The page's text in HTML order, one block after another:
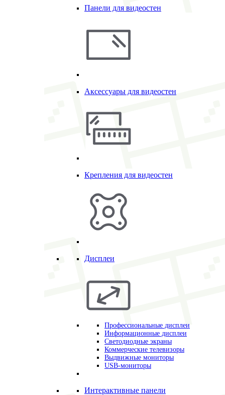
Панели для видеостен
Аксессуары для видеостен
Крепления для видеостен
Дисплеи
Профессиональные дисплеи
Информационные дисплеи
Светодиодные экраны
Коммерческие телевизоры
Выдвижные мониторы
USB-мониторы
Интерактивные панели